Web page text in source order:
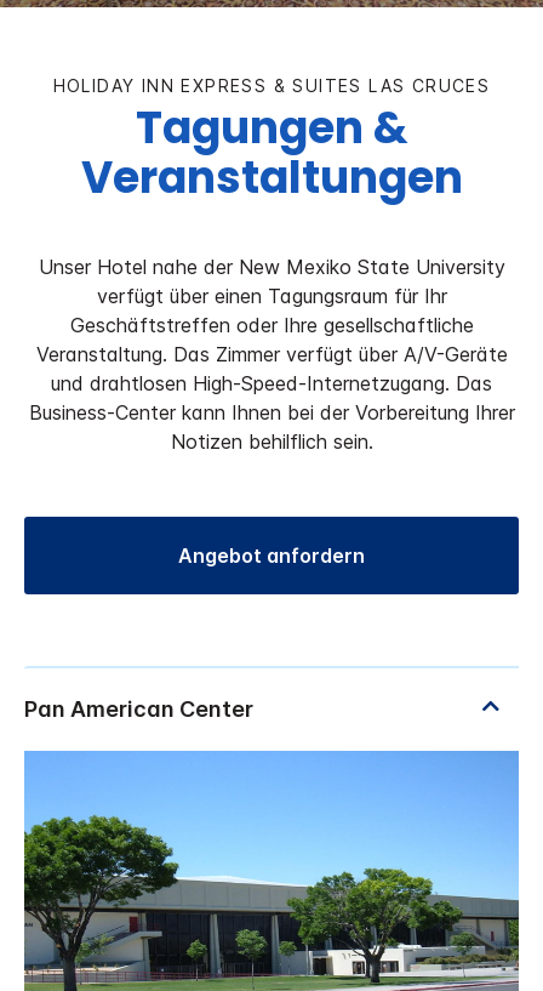
HOLIDAY INN EXPRESS & SUITES LAS CRUCES
Tagungen &
Veranstaltungen
Unser Hotel nahe der New Mexiko State University
verfügt über einen Tagungsraum für Ihr
Geschäftstreffen oder Ihre gesellschaftliche
Veranstaltung. Das Zimmer verfügt über A/V-Geräte
und drahtlosen High-Speed-Internetzugang. Das
Business-Center kann Ihnen bei der Vorbereitung Ihrer
Notizen behilflich sein.
Angebot anfordern